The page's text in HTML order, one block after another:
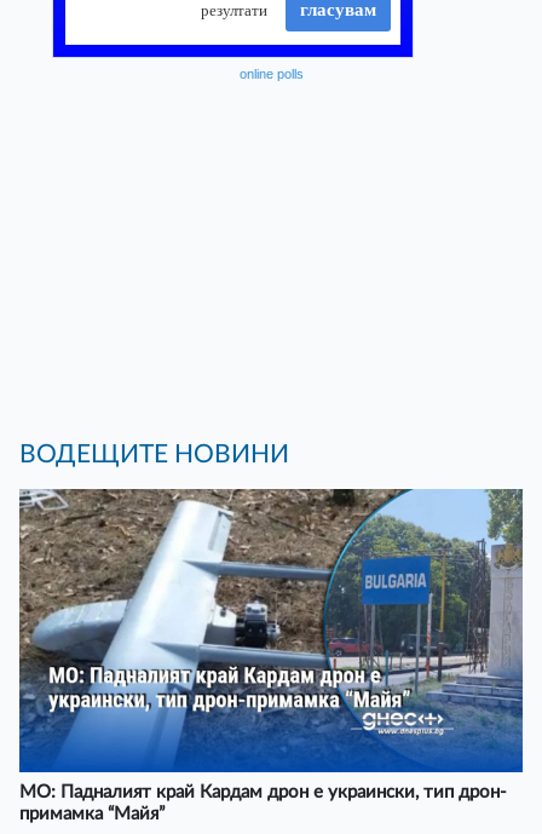
online polls
ВОДЕЩИТЕ НОВИНИ
МО: Падналият край Кардам дрон е украински, тип дрон-
примамка “Майя”